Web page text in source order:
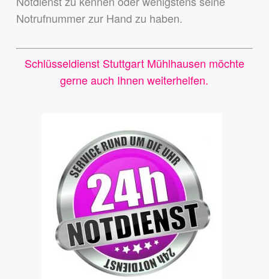
Notrufnummer zur Hand zu haben.
Schlüsseldienst Stuttgart Mühlhausen möchte
gerne auch Ihnen weiterhelfen.